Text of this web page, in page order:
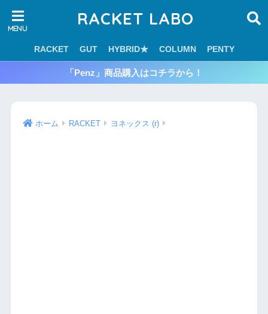
RACKET LABO
RACKET GUT HYBRID★ COLUMN PENTY
「Penz」商品購入はコチラから！
ホーム RACKET ヨネックス (r)